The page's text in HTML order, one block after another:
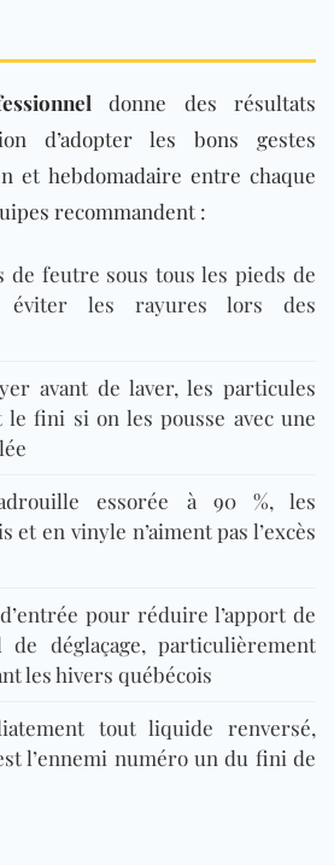
donne des résultats
d’adopter les bons gestes
et hebdomadaire entre chaque
recommandent :
de feutre sous tous les pieds de
éviter les rayures lors des
avant de laver, les particules
le fini si on les pousse avec une
essorée à 90 %, les
et en vinyle n’aiment pas l’excès
pour réduire l’apport de
déglaçage, particulièrement
les hivers québécois
tout liquide renversé,
l’ennemi numéro un du fini de